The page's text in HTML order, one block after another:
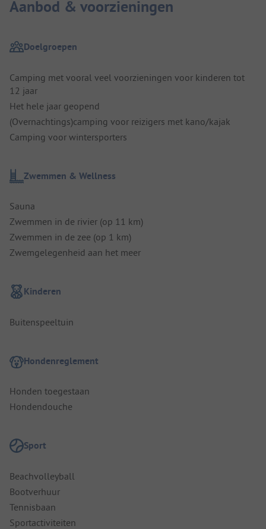
Aanbod & voorzieningen
Doelgroepen
Camping met vooral veel voorzieningen voor kinderen tot
12 jaar
Het hele jaar geopend
(Overnachtings)camping voor reizigers met kano/kajak
Camping voor wintersporters
Zwemmen & Wellness
Sauna
Zwemmen in de rivier (op 11 km)
Zwemmen in de zee (op 1 km)
Zwemgelegenheid aan het meer
Kinderen
Buitenspeeltuin
Hondenreglement
Honden toegestaan
Hondendouche
Sport
Beachvolleyball
Bootverhuur
Tennisbaan
Sportactiviteiten